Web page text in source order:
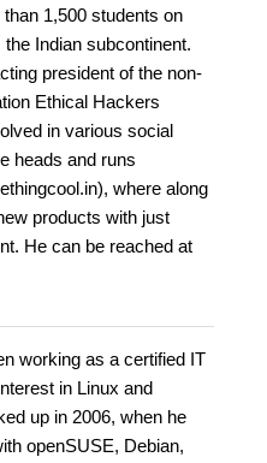
1,500 students on
Indian subcontinent.
president of the non-
Ethical Hackers
in various social
heads and runs
where along
products with just
He can be reached at
working as a certified IT
in Linux and
up in 2006, when he
openSUSE, Debian,